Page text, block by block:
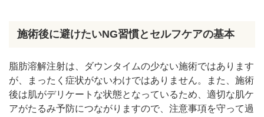
施術後に避けたいNG習慣とセルフケアの基本
脂肪溶解注射は、ダウンタイムの少ない施術ではあります
が、まったく症状がないわけではありません。また、施術
後は肌がデリケートな状態となっているため、適切な肌ケ
アがたるみ予防につながりますので、注意事項を守って過